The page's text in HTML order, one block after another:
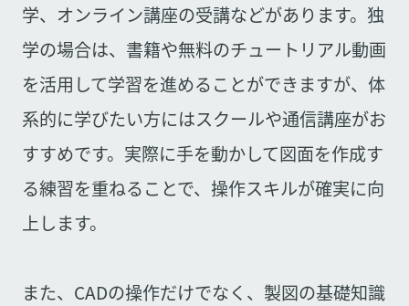
学、オンライン講座の受講などがあります。独
学の場合は、書籍や無料のチュートリアル動画
を活用して学習を進めることができますが、体
系的に学びたい方にはスクールや通信講座がお
すすめです。実際に手を動かして図面を作成す
る練習を重ねることで、操作スキルが確実に向
上します。
また、CADの操作だけでなく、製図の基礎知識